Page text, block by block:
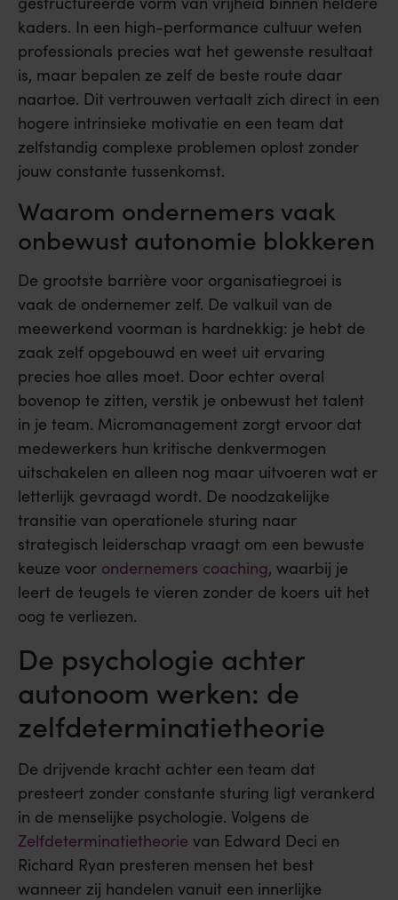
kaders. In een high-performance cultuur weten
professionals precies wat het gewenste resultaat
is, maar bepalen ze zelf de beste route daar
naartoe. Dit vertrouwen vertaalt zich direct in een
hogere intrinsieke motivatie en een team dat
zelfstandig complexe problemen oplost zonder
jouw constante tussenkomst.
Waarom ondernemers vaak
onbewust autonomie blokkeren
De grootste barrière voor organisatiegroei is
vaak de ondernemer zelf. De valkuil van de
meewerkend voorman is hardnekkig: je hebt de
zaak zelf opgebouwd en weet uit ervaring
precies hoe alles moet. Door echter overal
bovenop te zitten, verstik je onbewust het talent
in je team. Micromanagement zorgt ervoor dat
medewerkers hun kritische denkvermogen
uitschakelen en alleen nog maar uitvoeren wat er
letterlijk gevraagd wordt. De noodzakelijke
transitie van operationele sturing naar
strategisch leiderschap vraagt om een bewuste
keuze voor ondernemers coaching, waarbij je
leert de teugels te vieren zonder de koers uit het
oog te verliezen.
De psychologie achter
autonoom werken: de
zelfdeterminatietheorie
De drijvende kracht achter een team dat
presteert zonder constante sturing ligt verankerd
in de menselijke psychologie. Volgens de
Zelfdeterminatietheorie van Edward Deci en
Richard Ryan presteren mensen het best
wanneer zij handelen vanuit een innerlijke